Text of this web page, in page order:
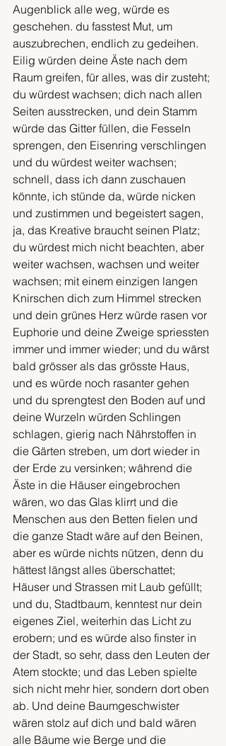
Augenblick alle weg, würde es
geschehen. du fasstest Mut, um
auszubrechen, endlich zu gedeihen.
Eilig würden deine Äste nach dem
Raum greifen, für alles, was dir zusteht;
du würdest wachsen; dich nach allen
Seiten ausstrecken, und dein Stamm
würde das Gitter füllen, die Fesseln
sprengen, den Eisenring verschlingen
und du würdest weiter wachsen;
schnell, dass ich dann zuschauen
könnte, ich stünde da, würde nicken
und zustimmen und begeistert sagen,
ja, das Kreative braucht seinen Platz;
du würdest mich nicht beachten, aber
weiter wachsen, wachsen und weiter
wachsen; mit einem einzigen langen
Knirschen dich zum Himmel strecken
und dein grünes Herz würde rasen vor
Euphorie und deine Zweige spriessten
immer und immer wieder; und du wärst
bald grösser als das grösste Haus,
und es würde noch rasanter gehen
und du sprengtest den Boden auf und
deine Wurzeln würden Schlingen
schlagen, gierig nach Nährstoffen in
die Gärten streben, um dort wieder in
der Erde zu versinken; während die
Äste in die Häuser eingebrochen
wären, wo das Glas klirrt und die
Menschen aus den Betten fielen und
die ganze Stadt wäre auf den Beinen,
aber es würde nichts nützen, denn du
hättest längst alles überschattet;
Häuser und Strassen mit Laub gefüllt;
und du, Stadtbaum, kenntest nur dein
eigenes Ziel, weiterhin das Licht zu
erobern; und es würde also finster in
der Stadt, so sehr, dass den Leuten der
Atem stockte; und das Leben spielte
sich nicht mehr hier, sondern dort oben
ab. Und deine Baumgeschwister
wären stolz auf dich und bald wären
alle Bäume wie Berge und die